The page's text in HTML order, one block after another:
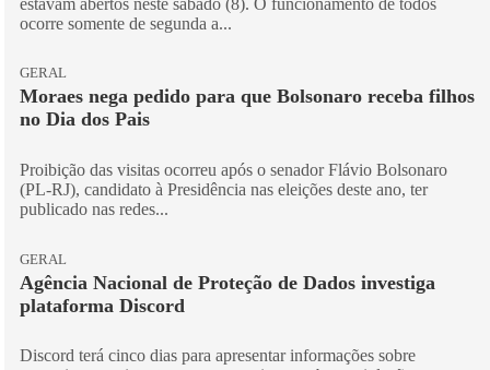
ocorre somente de segunda a...
GERAL
Moraes nega pedido para que Bolsonaro receba filhos
no Dia dos Pais
Proibição das visitas ocorreu após o senador Flávio Bolsonaro
(PL-RJ), candidato à Presidência nas eleições deste ano, ter
publicado nas redes...
GERAL
Agência Nacional de Proteção de Dados investiga
plataforma Discord
Discord terá cinco dias para apresentar informações sobre